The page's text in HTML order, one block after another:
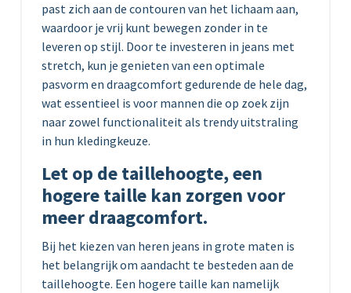
past zich aan de contouren van het lichaam aan,
waardoor je vrij kunt bewegen zonder in te
leveren op stijl. Door te investeren in jeans met
stretch, kun je genieten van een optimale
pasvorm en draagcomfort gedurende de hele dag,
wat essentieel is voor mannen die op zoek zijn
naar zowel functionaliteit als trendy uitstraling
in hun kledingkeuze.
Let op de taillehoogte, een
hogere taille kan zorgen voor
meer draagcomfort.
Bij het kiezen van heren jeans in grote maten is
het belangrijk om aandacht te besteden aan de
taillehoogte. Een hogere taille kan namelijk